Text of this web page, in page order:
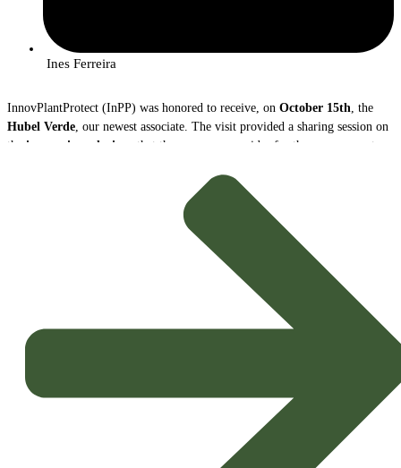
Ines Ferreira
InnovPlantProtect (InPP) was honored to receive, on October 15th, the
Hubel Verde, our newest associate. The visit provided a sharing session on
the innovative solutions
that the company provides for the management
, Executive Director of Hubel Verde, and
, Innovation Coordinator, presented the company, its
mission and its vast portfolio of products.
innovative and sustainable
. These solutions are designed to respond effectively to the diverse
needs and realities of the field in Portuguese agriculture.
Spotlight on Technology and Efficiency
The presentation focused on technologies aimed at increasing efficiency and
sustainability in the sector:
Low Volume Electrostatic Nebulizers:Special attention was paid
to this cutting-edge technology, which allows for a more precise,